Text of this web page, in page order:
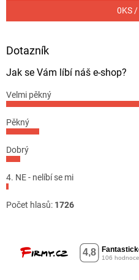
0KS /
Dotazník
Jak se Vám líbí náš e-shop?
Velmi pěkný
Pěkný
Dobrý
4. NE - nelíbí se mi
Počet hlasů: 1726